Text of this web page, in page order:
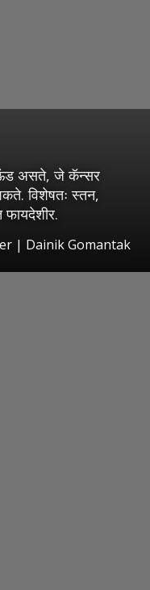
असते, जे कॅन्सर
विशेषतः स्तन,
फायदेशीर.
| Dainik Gomantak